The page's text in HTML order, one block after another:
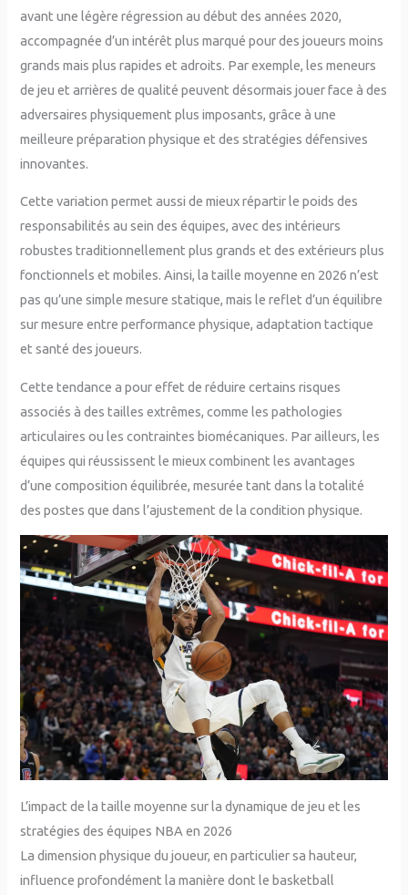
avant une légère régression au début des années 2020,
accompagnée d’un intérêt plus marqué pour des joueurs moins
grands mais plus rapides et adroits. Par exemple, les meneurs
de jeu et arrières de qualité peuvent désormais jouer face à des
adversaires physiquement plus imposants, grâce à une
meilleure préparation physique et des stratégies défensives
innovantes.
Cette variation permet aussi de mieux répartir le poids des
responsabilités au sein des équipes, avec des intérieurs
robustes traditionnellement plus grands et des extérieurs plus
fonctionnels et mobiles. Ainsi, la taille moyenne en 2026 n’est
pas qu’une simple mesure statique, mais le reflet d’un équilibre
sur mesure entre performance physique, adaptation tactique
et santé des joueurs.
Cette tendance a pour effet de réduire certains risques
associés à des tailles extrêmes, comme les pathologies
articulaires ou les contraintes biomécaniques. Par ailleurs, les
équipes qui réussissent le mieux combinent les avantages
d’une composition équilibrée, mesurée tant dans la totalité
des postes que dans l’ajustement de la condition physique.
L’impact de la taille moyenne sur la dynamique de jeu et les
stratégies des équipes NBA en 2026
La dimension physique du joueur, en particulier sa hauteur,
influence profondément la manière dont le basketball